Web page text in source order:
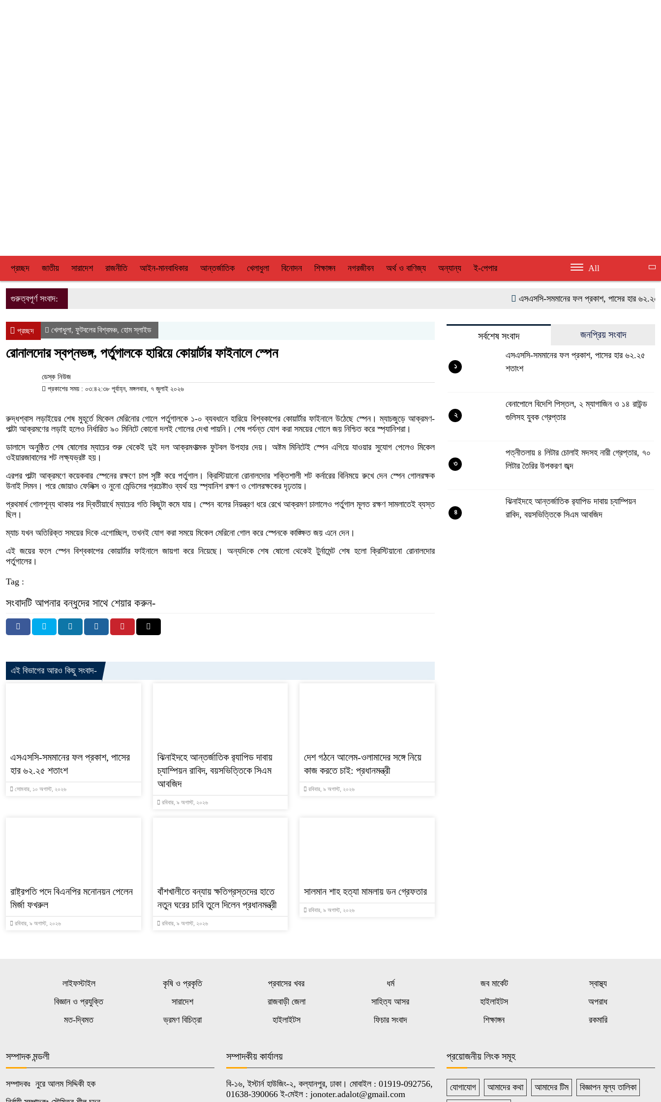
প্রচ্ছদ জাতীয় সারাদেশ রাজনীতি আইন-মানবাধিকার আন্তর্জাতিক খেলাধুলা বিনোদন শিক্ষাঙ্গন নগরজীবন অর্থ ও বাণিজ্য অন্যান্য ই-পেপার All
গুরুত্বপূর্ণ সংবাদ: এসএসসি-সমমানের ফল প্রকাশ, পাসের হার ৬২.২৫
প্রচ্ছদ খেলাধুলা, ফুটবলের বিশ্বমঞ্চ, হোম স্লাইড
রোনালদোর স্বপ্নভঙ্গ, পর্তুগালকে হারিয়ে কোয়ার্টার ফাইনালে স্পেন
ডেস্ক নিউজ
প্রকাশের সময় : ০৩:৪২:৩৮ পূর্বাহ্ন, মঙ্গলবার, ৭ জুলাই ২০২৬
রুদ্ধশ্বাস লড়াইয়ের শেষ মুহূর্তে মিকেল মেরিনোর গোলে পর্তুগালকে ১-০ ব্যবধানে হারিয়ে বিশ্বকাপের কোয়ার্টার ফাইনালে উঠেছে স্পেন। ম্যাচজুড়ে আক্রমণ-
পাল্টা আক্রমণের লড়াই হলেও নির্ধারিত ৯০ মিনিটে কোনো দলই গোলের দেখা পায়নি। শেষ পর্যন্ত যোগ করা সময়ের গোলে জয় নিশ্চিত করে স্প্যানিশরা।
ডালাসে অনুষ্ঠিত শেষ ষোলোর ম্যাচের শুরু থেকেই দুই দল আক্রমণাত্মক ফুটবল উপহার দেয়। অষ্টম মিনিটেই স্পেন এগিয়ে যাওয়ার সুযোগ পেলেও মিকেল
ওইয়ারজাবালের শট লক্ষ্যভ্রষ্ট হয়।
এরপর পাল্টা আক্রমণে কয়েকবার স্পেনের রক্ষণে চাপ সৃষ্টি করে পর্তুগাল। ক্রিস্টিয়ানো রোনালদোর শক্তিশালী শট কর্নারের বিনিময়ে রুখে দেন স্পেন গোলরক্ষক
উনাই সিমন। পরে জোয়াও ফেলিক্স ও নুনো মেন্ডিসের প্রচেষ্টাও ব্যর্থ হয় স্প্যানিশ রক্ষণ ও গোলরক্ষকের দৃঢ়তায়।
প্রথমার্ধ গোলশূন্য থাকার পর দ্বিতীয়ার্ধে ম্যাচের গতি কিছুটা কমে যায়। স্পেন বলের নিয়ন্ত্রণ ধরে রেখে আক্রমণ চালালেও পর্তুগাল মূলত রক্ষণ সামলাতেই ব্যস্ত
ছিল।
ম্যাচ যখন অতিরিক্ত সময়ের দিকে এগোচ্ছিল, তখনই যোগ করা সময়ে মিকেল মেরিনো গোল করে স্পেনকে কাঙ্ক্ষিত জয় এনে দেন।
এই জয়ের ফলে স্পেন বিশ্বকাপের কোয়ার্টার ফাইনালে জায়গা করে নিয়েছে। অন্যদিকে শেষ ষোলো থেকেই টুর্নামেন্ট শেষ হলো ক্রিস্টিয়ানো রোনালদোর
পর্তুগালের।
Tag :
সংবাদটি আপনার বন্ধুদের সাথে শেয়ার করুন-
এই বিভাগের আরও কিছু সংবাদ-
এসএসসি-সমমানের ফল প্রকাশ, পাসের
হার ৬২.২৫ শতাংশ
সোমবার, ১০ অগাস্ট, ২০২৬
ঝিনাইদহে আন্তর্জাতিক র‌্যাপিড দাবায়
চ্যাম্পিয়ন রাবিদ, বয়সভিত্তিকে সিএম
আবজিদ
রবিবার, ৯ অগাস্ট, ২০২৬
দেশ গঠনে আলেম-ওলামাদের সঙ্গে নিয়ে
কাজ করতে চাই: প্রধানমন্ত্রী
রবিবার, ৯ অগাস্ট, ২০২৬
রাষ্ট্রপতি পদে বিএনপির মনোনয়ন পেলেন
মির্জা ফখরুল
রবিবার, ৯ অগাস্ট, ২০২৬
বাঁশখালীতে বন্যায় ক্ষতিগ্রস্তদের হাতে
নতুন ঘরের চাবি তুলে দিলেন প্রধানমন্ত্রী
রবিবার, ৯ অগাস্ট, ২০২৬
সালমান শাহ হত্যা মামলায় ডন গ্রেফতার
রবিবার, ৯ অগাস্ট, ২০২৬
সর্বশেষ সংবাদ জনপ্রিয় সংবাদ
এসএসসি-সমমানের ফল প্রকাশ, পাসের হার ৬২.২৫
শতাংশ
১
বেনাপোলে বিদেশি পিস্তল, ২ ম্যাগাজিন ও ১৪ রাউন্ড
গুলিসহ যুবক গ্রেপ্তার
২
পত্নীতলায় ৪ লিটার চোলাই মদসহ নারী গ্রেপ্তার, ৭০
লিটার তৈরির উপকরণ জব্দ
৩
ঝিনাইদহে আন্তর্জাতিক র‌্যাপিড দাবায় চ্যাম্পিয়ন
রাবিদ, বয়সভিত্তিকে সিএম আবজিদ
৪
লাইফস্টাইল কৃষি ও প্রকৃতি প্রবাসের খবর ধর্ম জব মার্কেট
স্বাস্থ্য
বিজ্ঞান ও প্রযুক্তি
সারাদেশ রাজবাড়ী জেলা সাহিত্য আসর হাইলাইটস
অপরাধ
মত-দ্বিমত
ভ্রমণ বিচিত্রা হাইলাইটস ফিচার সংবাদ শিক্ষাঙ্গন রকমারি
সম্পাদক মন্ডলী
সম্পাদকঃ নুরে আলম সিদ্দিকী হক
সম্পাদকীয় কার্যালয়
বি-১৬, ইস্টার্ন হাউজিং-২, কল্যানপুর, ঢাকা। মোবাইল : 01919-092756,
01638-390066 ই-মেইল : jonoter.adalot@gmail.com
প্রয়োজনীয় লিংক সমূহ
যোগাযোগ আমাদের কথা আমাদের টিম বিজ্ঞাপন মূল্য তালিকা